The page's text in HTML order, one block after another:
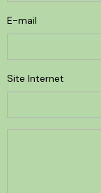
E-mail
Site Internet